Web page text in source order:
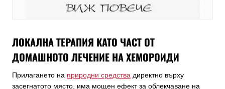
ЛОКАЛНА ТЕРАПИЯ КАТО ЧАСТ ОТ
ДОМАШНОТО ЛЕЧЕНИЕ НА ХЕМОРОИДИ
Прилагането на природни средства директно върху
засегнатото място, има мощен ефект за облекчаване на